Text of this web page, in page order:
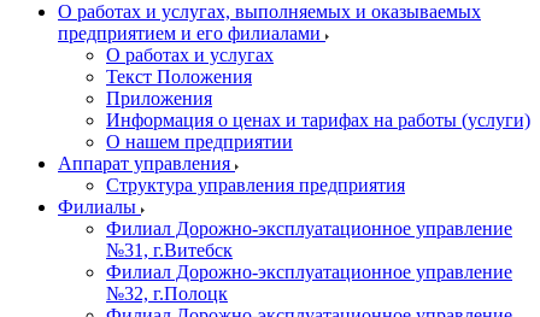
О работах и услугах, выполняемых и оказываемых
предприятием и его филиалами
О работах и услугах
Текст Положения
Приложения
Информация о ценах и тарифах на работы (услуги)
О нашем предприятии
Аппарат управления
Структура управления предприятия
Филиалы
Филиал Дорожно-эксплуатационное управление
№31, г.Витебск
Филиал Дорожно-эксплуатационное управление
№32, г.Полоцк